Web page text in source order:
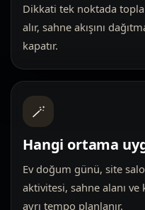
Dikkati tek noktada
alır, sahne akışını
kapatır.
🪄
Hangi ortama
Ev doğum günü, site
aktivitesi, sahne alanı
ayrı tempo planlanır.